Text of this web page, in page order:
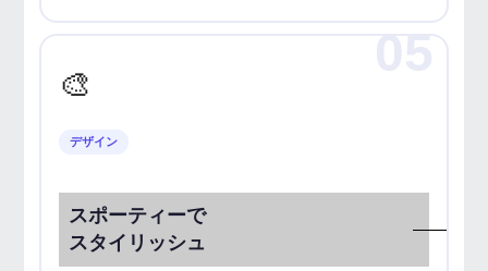
🎨
デザイン
スポーティーで
スタイリッシュ